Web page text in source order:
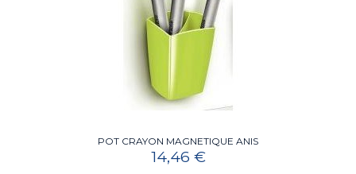
POT CRAYON MAGNETIQUE ANIS
14,46 €